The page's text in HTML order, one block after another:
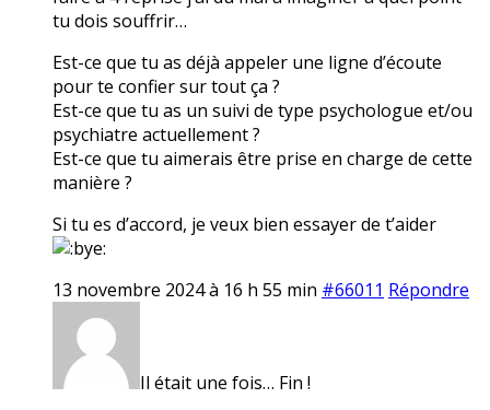
tu dois souffrir…
Est-ce que tu as déjà appeler une ligne d’écoute
pour te confier sur tout ça ?
Est-ce que tu as un suivi de type psychologue et/ou
psychiatre actuellement ?
Est-ce que tu aimerais être prise en charge de cette
manière ?
Si tu es d’accord, je veux bien essayer de t’aider
13 novembre 2024 à 16 h 55 min #66011 Répondre
Il était une fois… Fin !